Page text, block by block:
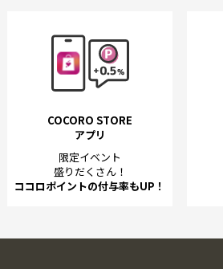
COCORO STORE
アプリ
限定イベント
盛りだくさん！
ココロポイントの付与率もUP！